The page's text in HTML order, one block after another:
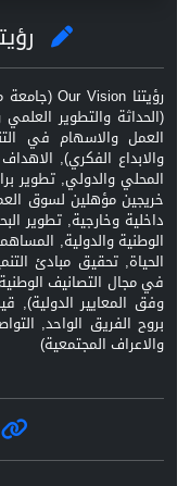
(الحداثة والتطوير
العمل والاسهام في
المحلي والدولي, تطوير
خريجين مؤهلين لسوق
داخلية وخارجية, تطوير
الوطنية والدولية,
الحياة, تحقيق مبادئ
في مجال التصانيف الوطنية
بروح الفريق الواحد,
والاعراف المجتمعية)